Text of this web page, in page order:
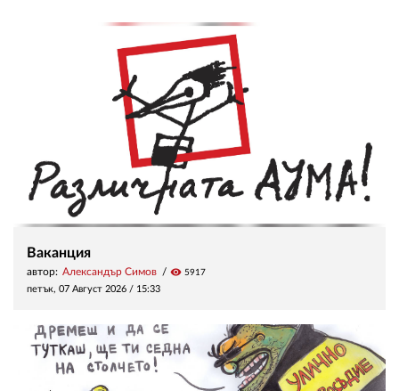
Ваканция
автор: Александър Симов visibility 5917
петък, 07 Август 2026 / 15:33